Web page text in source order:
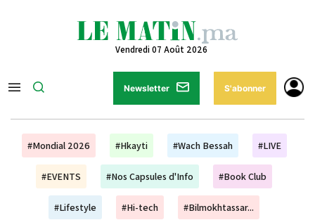
Vendredi 07 Août 2026
Newsletter S'abonner
#Mondial 2026 #Hkayti #Wach Bessah #LIVE
#EVENTS #Nos Capsules d'Info #Book Club
#Lifestyle #Hi-tech #Bilmokhtassar...